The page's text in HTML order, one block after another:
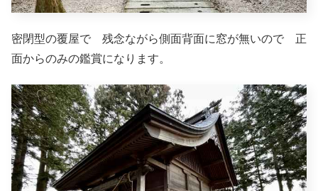
密閉型の覆屋で 残念ながら側面背面に窓が無いので 正
面からのみの鑑賞になります。